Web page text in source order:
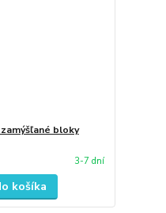
zamýšľané bloky
3-7 dní
košíka